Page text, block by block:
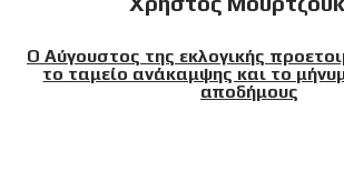
Ο Αύγουστος της εκλογικής
το ταμείο ανάκαμψης και το
αποδήμους